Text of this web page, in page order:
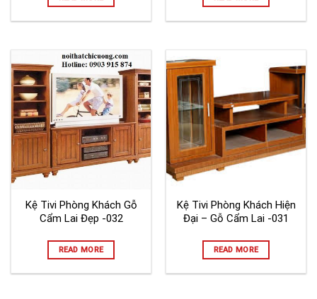
Kệ Tivi Phòng Khách Gỗ
Cẩm Lai Đẹp -032
READ MORE
Kệ Tivi Phòng Khách Hiện
Đại – Gỗ Cẩm Lai -031
READ MORE